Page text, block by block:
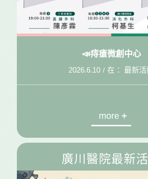
📣痔瘡微創中心
2026.6.10 / 在： 最新活
more
廣川醫院最新